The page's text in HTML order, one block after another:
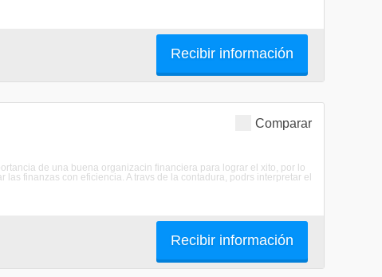
Recibir información
Comparar
de una buena organizacin financiera para lograr el xito, por lo
finanzas con eficiencia. A travs de la contadura, podrs interpretar el
Recibir información